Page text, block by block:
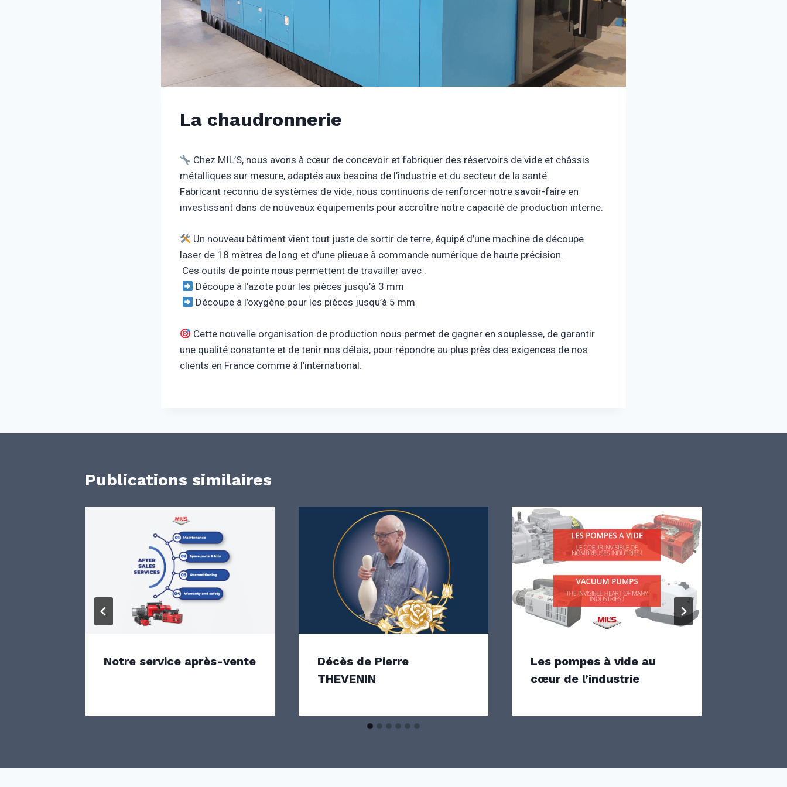
La chaudronnerie
Chez MIL’S, nous avons à cœur de concevoir et fabriquer des réservoirs de vide et châssis
métalliques sur mesure, adaptés aux besoins de l’industrie et du secteur de la santé.
Fabricant reconnu de systèmes de vide, nous continuons de renforcer notre savoir-faire en
investissant dans de nouveaux équipements pour accroître notre capacité de production interne.
Un nouveau bâtiment vient tout juste de sortir de terre, équipé d’une machine de découpe
laser de 18 mètres de long et d’une plieuse à commande numérique de haute précision.
Ces outils de pointe nous permettent de travailler avec :
Découpe à l’azote pour les pièces jusqu’à 3 mm
Découpe à l’oxygène pour les pièces jusqu’à 5 mm
Cette nouvelle organisation de production nous permet de gagner en souplesse, de garantir
une qualité constante et de tenir nos délais, pour répondre au plus près des exigences de nos
clients en France comme à l’international.
Publications similaires
Notre service après-vente
Décès de Pierre
THEVENIN
Les pompes à vide au
cœur de l’industrie